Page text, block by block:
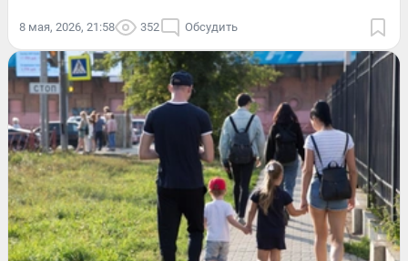
8 мая, 2026, 21:58 352 Обсудить